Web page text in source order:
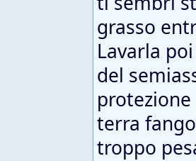
grasso
Lavarla
del
terra
troppo